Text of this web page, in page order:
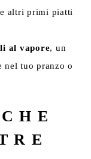
altri primi piatti
al vapore, un
nel tuo pranzo o